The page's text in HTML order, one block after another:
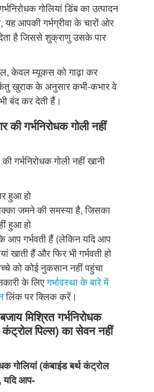
गोलियां डिंब का उत्पादन
आपकी गर्भग्रीवा के चारों ओर
है जिससे शुक्राणु उसके पार
केवल म्यूकस को गाढ़ा कर
खुराक के अनुसार कभी-कभार वे
बंद कर देती हैं।
की गर्भनिरोधक गोली नहीं
गर्भनिरोधक गोली नहीं खानी
हुआ हो
जमने की समस्या है, जिसका
हुआ हो
आप गर्भवती हैं (लेकिन यदि आप
खाती हैं और फिर भी गर्भवती हो
को कोई नुकसान नहीं पहुंचा
के लिएगर्भावस्था के बारे में
लिंक पर क्लिक करें।
मिश्रित गर्भनिरोधक
कंट्रोल पिल्स) का सेवन नहीं
गोलियां (कंबाइंड बर्थ कंट्रोल
यदि आप-